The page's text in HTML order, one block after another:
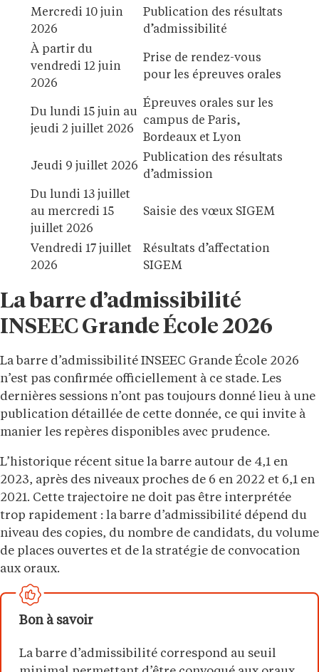
Mercredi 10 juin
2026
Publication des résultats
d’admissibilité
À partir du
vendredi 12 juin
2026
Prise de rendez-vous
pour les épreuves orales
Du lundi 15 juin au
jeudi 2 juillet 2026
Épreuves orales sur les
campus de Paris,
Bordeaux et Lyon
Jeudi 9 juillet 2026
Publication des résultats
d’admission
Du lundi 13 juillet
au mercredi 15
juillet 2026
Saisie des vœux SIGEM
Vendredi 17 juillet
2026
Résultats d’affectation
SIGEM
La barre d’admissibilité
INSEEC Grande École 2026
La barre d’admissibilité INSEEC Grande École 2026
n’est pas confirmée officiellement à ce stade. Les
dernières sessions n’ont pas toujours donné lieu à une
publication détaillée de cette donnée, ce qui invite à
manier les repères disponibles avec prudence.
L’historique récent situe la barre autour de 4,1 en
2023, après des niveaux proches de 6 en 2022 et 6,1 en
2021. Cette trajectoire ne doit pas être interprétée
trop rapidement : la barre d’admissibilité dépend du
niveau des copies, du nombre de candidats, du volume
de places ouvertes et de la stratégie de convocation
aux oraux.
Bon à savoir
La barre d’admissibilité correspond au seuil